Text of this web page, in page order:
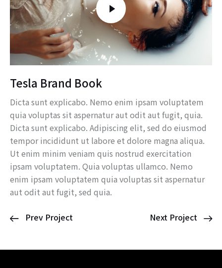
Tesla Brand Book
Dicta sunt explicabo. Nemo enim ipsam voluptatem
quia voluptas sit aspernatur aut odit aut fugit, quia.
Dicta sunt explicabo. Adipiscing elit, sed do eiusmod
tempor incididunt ut labore et dolore magna aliqua.
Ut enim minim veniam quis nostrud exercitation
ipsam voluptatem. Quia voluptas ullamco. Nemo
enim ipsam voluptatem quia voluptas sit aspernatur
aut odit aut fugit, sed quia.
Prev Project Next Project